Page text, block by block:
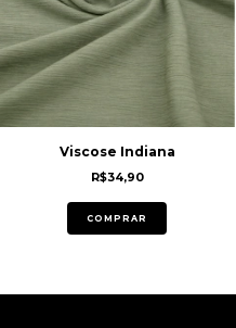
Viscose Indiana
R$34,90
COMPRAR